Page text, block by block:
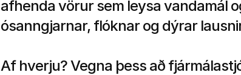
afhenda vörur sem leysa vandamál
ósanngjarnar, flóknar og dýrar
Af hverju? Vegna þess að